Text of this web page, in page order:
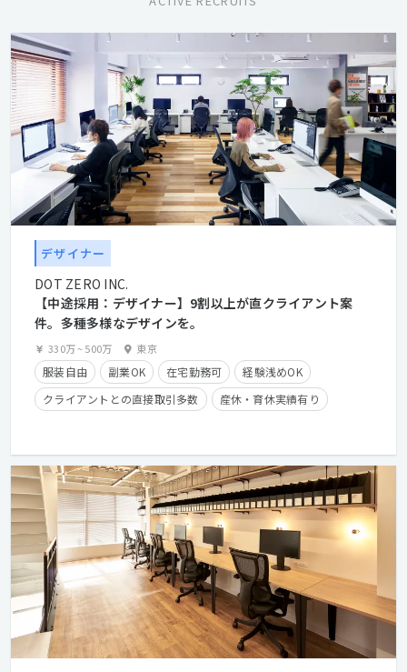
デザイナー
DOT ZERO INC.
【中途採用：デザイナー】9割以上が直クライアント案
件。多種多様なデザインを。
330万~500万 東京
服装自由 副業OK 在宅勤務可
経験浅めOK
クライアントとの直接取引多数
産休・育休実績有り